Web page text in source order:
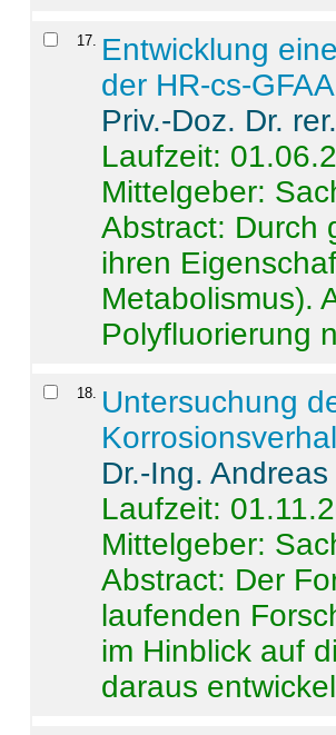
17
Entwicklung
der HR-cs-
Priv.-Doz. Dr.
Laufzeit:
Mittelgeber:
Abstract: Durch
ihren
Metabolismus).
Polyfluorierung
18
Untersuchung
Dr.-Ing.
Laufzeit:
Mittelgeber:
Abstract: Der
laufenden
im Hinblick auf
daraus